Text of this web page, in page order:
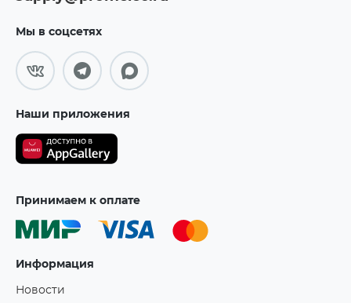
Мы в соцсетях
Наши приложения
Принимаем к оплате
Информация
Новости